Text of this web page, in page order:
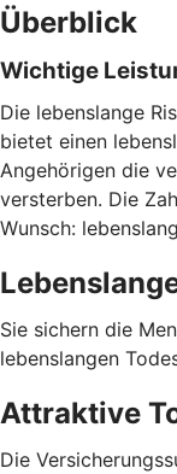
Überblick
Wichtige
Die lebenslange
bietet einen
Angehörigen die
versterben. Die
Wunsch:
Sie sichern die
lebenslangen
Attraktive
Die